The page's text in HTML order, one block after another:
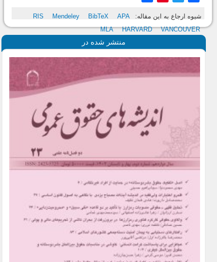
شیوه ارجاع به این مقاله: RIS Mendeley BibTeX
APA
MLA
HARVARD VANCOUVER
منتشر شده در